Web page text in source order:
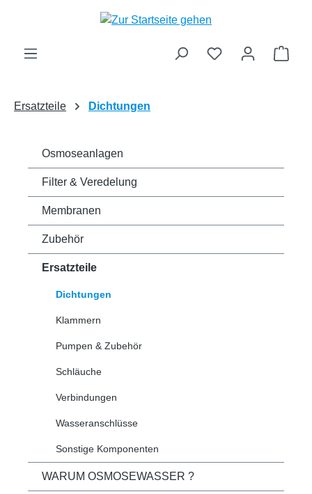
Zum Hauptinhalt springen
Ersatzteile Dichtungen
Osmoseanlagen
Filter & Veredelung
Membranen
Zubehör
Ersatzteile
Dichtungen
Klammern
Pumpen & Zubehör
Schläuche
Verbindungen
Wasseranschlüsse
Sonstige Komponenten
WARUM OSMOSEWASSER ?